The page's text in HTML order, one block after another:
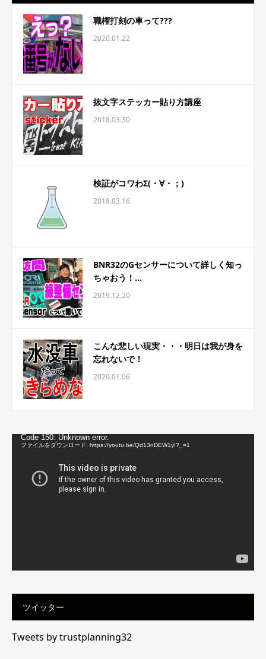
職権打刻の車って???
2020.01.22
抜文字ステッカー貼り方講座
2018.03.30
検証がコワわΣ(・∀・；)
2018.03.16
BNR32のGセンサーについて詳しく知っ
ちゃおう！...
2019.12.20
こんな悲しい現実・・・明日は我が身を
忘れないで！
2020.01.06
動Code 150: Unknown error.
ファイルをダウンロード: https://youtu.be/Qd13nDEW1yI?_=1
ツイッター
Tweets by trustplanning32